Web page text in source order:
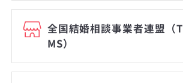
全国結婚相談事業者連盟（T
MS）